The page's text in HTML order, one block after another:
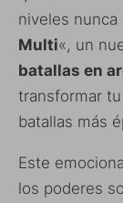
niveles
Multi«, un
batallas en
transformar
batallas más
Este
los poderes